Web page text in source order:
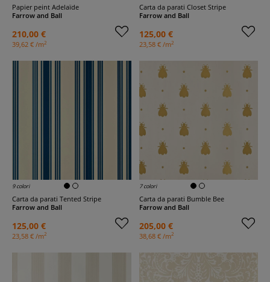
Papier peint Adelaïde
Farrow and Ball
210,00 €
39,62 € /m2
Carta da parati Closet Stripe
Farrow and Ball
125,00 €
23,58 € /m2
9 colori
Carta da parati Tented Stripe
Farrow and Ball
125,00 €
23,58 € /m2
7 colori
Carta da parati Bumble Bee
Farrow and Ball
205,00 €
38,68 € /m2